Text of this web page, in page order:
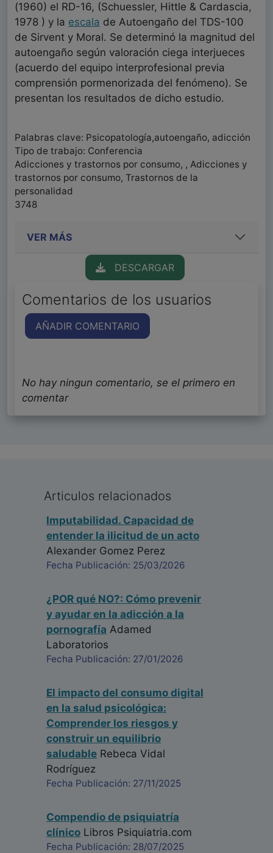
(1960) el RD-16, (Schuessler, Hittle & Cardascia,
1978 ) y la escala de Autoengaño del TDS-100
de Sirvent y Moral. Se determinó la magnitud del
autoengaño según valoración ciega interjueces
(acuerdo del equipo interprofesional previa
comprensión pormenorizada del fenómeno). Se
presentan los resultados de dicho estudio.
Palabras clave: Psicopatología,autoengaño, adicción
Tipo de trabajo: Conferencia
Adicciones y trastornos por consumo, , Adicciones y
trastornos por consumo, Trastornos de la
personalidad
3748
VER MÁS
DESCARGAR
Comentarios de los usuarios
AÑADIR COMENTARIO
No hay ningun comentario, se el primero en
comentar
Articulos relacionados
Imputabilidad. Capacidad de
entender la ilicitud de un acto
Alexander Gomez Perez
Fecha Publicación: 25/03/2026
¿POR qué NO?: Cómo prevenir
y ayudar en la adicción a la
pornografía Adamed
Laboratorios
Fecha Publicación: 27/01/2026
El impacto del consumo digital
en la salud psicológica:
Comprender los riesgos y
construir un equilibrio
saludable Rebeca Vidal
Rodríguez
Fecha Publicación: 27/11/2025
Compendio de psiquiatría
clínico Libros Psiquiatria.com
Fecha Publicación: 28/07/2025